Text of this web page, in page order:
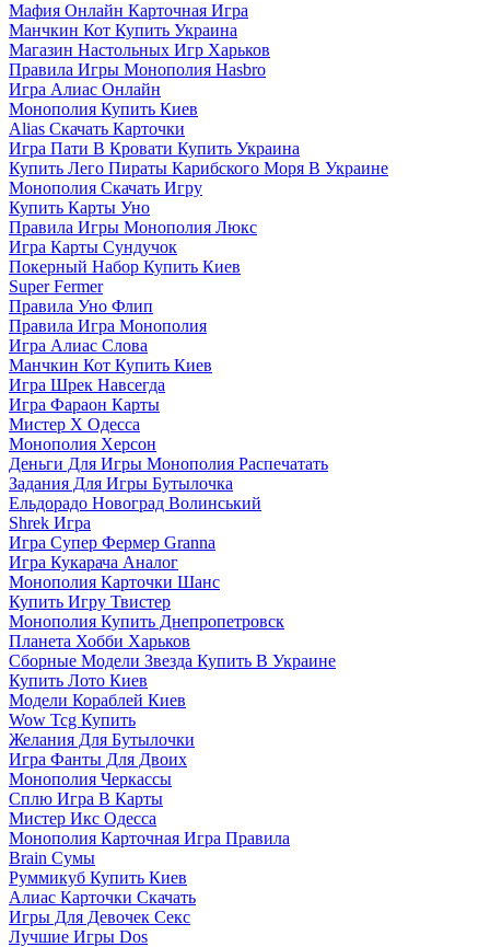
Мафия Онлайн Карточная Игра
Манчкин Кот Купить Украина
Магазин Настольных Игр Харьков
Правила Игры Монополия Hasbro
Игра Алиас Онлайн
Монополия Купить Киев
Alias Скачать Карточки
Игра Пати В Кровати Купить Украина
Купить Лего Пираты Карибского Моря В Украине
Монополия Скачать Игру
Купить Карты Уно
Правила Игры Монополия Люкс
Игра Карты Сундучок
Покерный Набор Купить Киев
Super Fermer
Правила Уно Флип
Правила Игра Монополия
Игра Алиас Слова
Манчкин Кот Купить Киев
Игра Шрек Навсегда
Игра Фараон Карты
Мистер Х Одесса
Монополия Херсон
Деньги Для Игры Монополия Распечатать
Задания Для Игры Бутылочка
Ельдорадо Новоград Волинський
Shrek Игра
Игра Супер Фермер Granna
Игра Кукарача Аналог
Монополия Карточки Шанс
Купить Игру Твистер
Монополия Купить Днепропетровск
Планета Хобби Харьков
Сборные Модели Звезда Купить В Украине
Купить Лото Киев
Модели Кораблей Киев
Wow Tcg Купить
Желания Для Бутылочки
Игра Фанты Для Двоих
Монополия Черкассы
Сплю Игра В Карты
Мистер Икс Одесса
Монополия Карточная Игра Правила
Brain Сумы
Руммикуб Купить Киев
Алиас Карточки Скачать
Игры Для Девочек Секс
Лучшие Игры Dos